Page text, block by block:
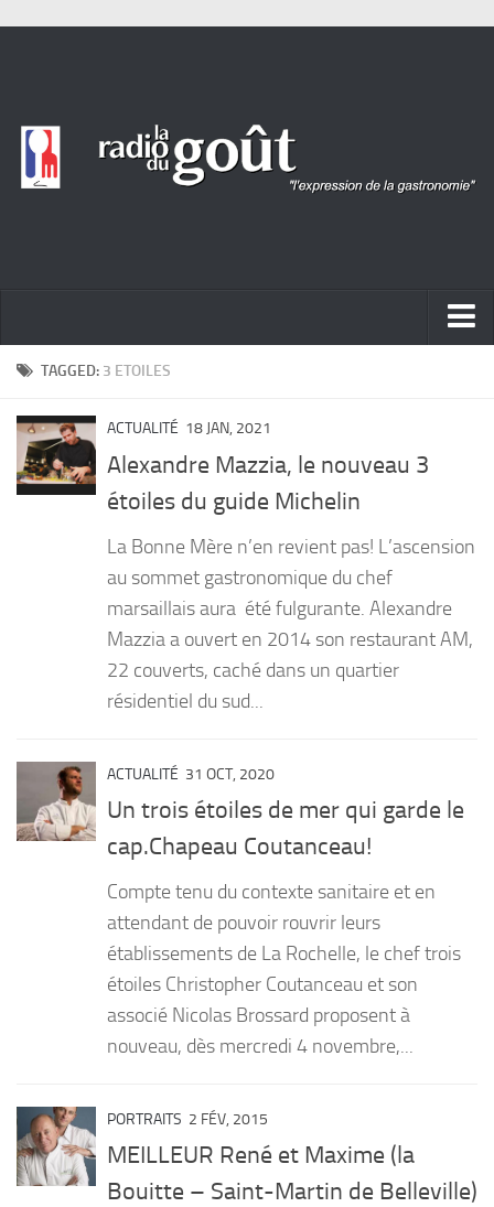
ACTUALITÉ
PORTRAITS
LIVRES
Desserts
TAGGED: 3 ETOILES
ACTUALITÉ 18 JAN, 2021
Alexandre Mazzia, le nouveau 3
étoiles du guide Michelin
La Bonne Mère n’en revient pas! L’ascension
au sommet gastronomique du chef
marsaillais aura été fulgurante. Alexandre
Mazzia a ouvert en 2014 son restaurant AM,
22 couverts, caché dans un quartier
résidentiel du sud...
ACTUALITÉ 31 OCT, 2020
Un trois étoiles de mer qui garde le
cap.Chapeau Coutanceau!
Compte tenu du contexte sanitaire et en
attendant de pouvoir rouvrir leurs
établissements de La Rochelle, le chef trois
étoiles Christopher Coutanceau et son
associé Nicolas Brossard proposent à
nouveau, dès mercredi 4 novembre,...
PORTRAITS 2 FÉV, 2015
MEILLEUR René et Maxime (la
Bouitte – Saint-Martin de Belleville)